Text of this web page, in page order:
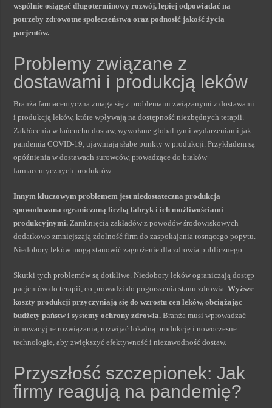
wspólnie osiągać długoterminowy rozwój, lepiej odpowiadać na
potrzeby zdrowotne społeczeństwa oraz podnosić jakość życia
pacjentów.
Problemy związane z
dostawami i produkcją leków
Branża farmaceutyczna zmaga się z problemami związanymi z dostawami
i produkcją leków, które wpływają na dostępność niezbędnych terapii.
Zakłócenia w łańcuchu dostaw, wywołane globalnymi wydarzeniami jak
pandemia COVID-19, ujawniają słabe punkty w produkcji. Przykładem są
opóźnienia w dostawach surowców, prowadzące do braków
farmaceutycznych produktów.
Innym kluczowym problemem jest niedostateczna produkcja
spowodowana ograniczoną liczbą fabryk i ich możliwościami
produkcyjnymi. Zamknięcia zakładów z powodów środowiskowych
dodatkowo zmniejszają zdolność firm do zaspokajania rosnącego popytu.
Niedobory leków mogą stanowić zagrożenie dla zdrowia publicznego.
Skutki tych problemów są dotkliwe. Niedobory leków ograniczają dostęp
pacjentów do terapii, co prowadzi do pogorszenia stanu zdrowia.Wyższe
koszty produkcji przyczyniają się do wzrostu cen leków, obciążając
budżety państw i systemy ochrony zdrowia. Branża musi wprowadzać
innowacyjne rozwiązania, rozwijać lokalną produkcję i nowoczesne
technologie, aby zwiększyć efektywność i niezawodność dostaw.
Przyszłość szczepionek: Jak
firmy reagują na pandemię?